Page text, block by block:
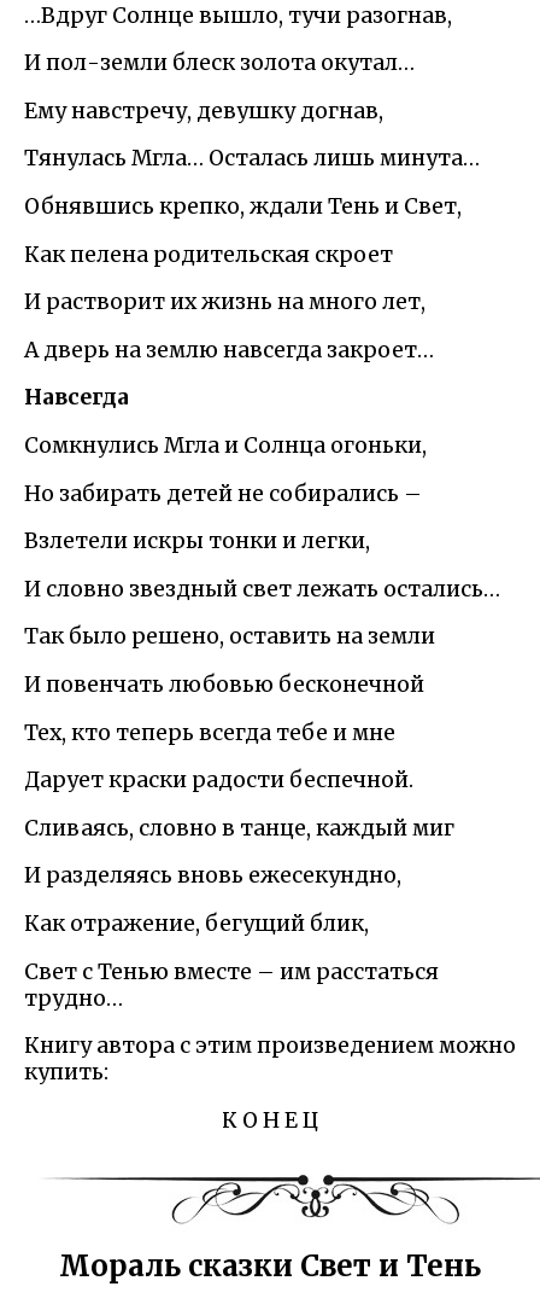
…Вдруг Солнце вышло, тучи разогнав,
И пол-земли блеск золота окутал…
Ему навстречу, девушку догнав,
Тянулась Мгла… Осталась лишь минута…
Обнявшись крепко, ждали Тень и Свет,
Как пелена родительская скроет
И растворит их жизнь на много лет,
А дверь на землю навсегда закроет…
Навсегда
Сомкнулись Мгла и Солнца огоньки,
Но забирать детей не собирались –
Взлетели искры тонки и легки,
И словно звездный свет лежать остались…
Так было решено, оставить на земли
И повенчать любовью бесконечной
Тех, кто теперь всегда тебе и мне
Дарует краски радости беспечной.
Сливаясь, словно в танце, каждый миг
И разделяясь вновь ежесекундно,
Как отражение, бегущий блик,
Свет с Тенью вместе – им расстаться
трудно…
Книгу автора с этим произведением можно
купить:
К О Н Е Ц
Мораль сказки Свет и Тень